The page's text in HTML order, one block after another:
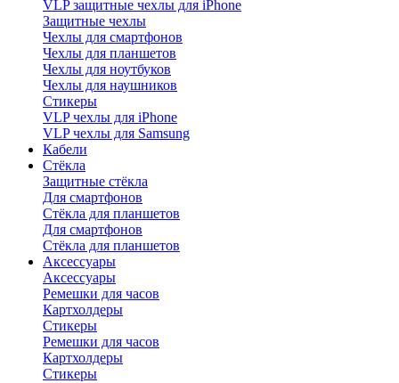
VLP защитные чехлы для iPhone
Защитные чехлы
Чехлы для смартфонов
Чехлы для планшетов
Чехлы для ноутбуков
Чехлы для наушников
Стикеры
VLP чехлы для iPhone
VLP чехлы для Samsung
Кабели
Стёкла
Защитные стёкла
Для смартфонов
Стёкла для планшетов
Для смартфонов
Стёкла для планшетов
Аксессуары
Аксессуары
Ремешки для часов
Картхолдеры
Стикеры
Ремешки для часов
Картхолдеры
Стикеры